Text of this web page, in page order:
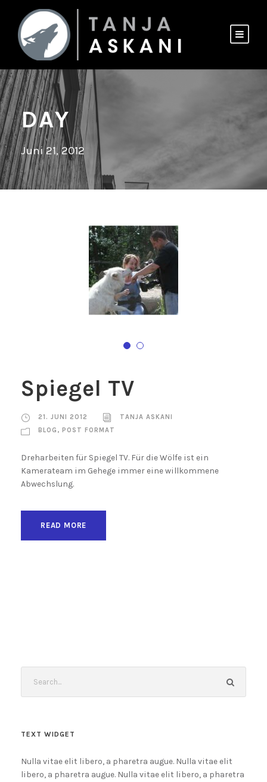
DAY
Juni 21, 2012
Spiegel TV
21. JUNI 2012
TANJA ASKANI
BLOG , POST FORMAT
Dreharbeiten für Spiegel TV. Für die Wölfe ist ein
Kamerateam im Gehege immer eine willkommene
Abwechslung.
READ MORE
TEXT WIDGET
Nulla vitae elit libero, a pharetra augue. Nulla vitae elit
libero, a pharetra augue. Nulla vitae elit libero, a pharetra